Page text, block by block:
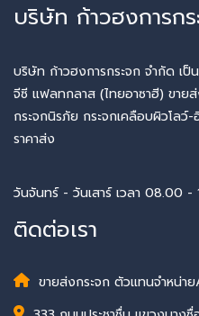
บริษัท ก้าวฮงการก
บริษัท ก้าวฮงการกระจก จำกัด เป็
จีซี แฟลทกลาส (ไทยอาซาฮี) ขาย
กระจกนิรภัย กระจกเคลือบผิวโลว์
ราคาส่ง
วันจันทร์ - วันเสาร์ เวลา 08.00 -
ติดต่อเรา
ขายส่งกระจก ตัวแทนจำหน่า